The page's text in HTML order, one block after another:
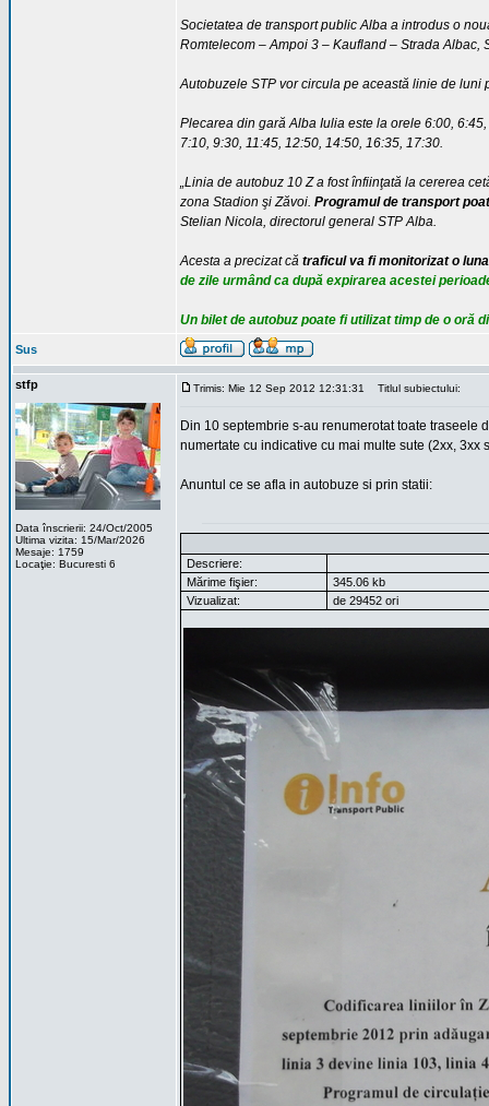
Societatea de transport public Alba a introdus o
Romtelecom – Ampoi 3 – Kaufland – Strada Albac,
Autobuzele STP vor circula pe această linie de luni
Plecarea din gară Alba Iulia este la orele 6:00,
7:10, 9:30, 11:45, 12:50, 14:50, 16:35, 17:30.
„Linia de autobuz 10 Z a fost înfiinţată la cererea
zona Stadion şi Zăvoi. Programul de transport
Stelian Nicola, directorul general STP Alba.
Acesta a precizat că traficul va fi monitorizat o
de zile urmând ca după expirarea acestei
Un bilet de autobuz poate fi utilizat timp de o oră
Sus
stfp
Data înscrierii: 24/Oct/2005
Ultima vizita: 15/Mar/2026
Mesaje: 1759
Locaţie: Bucuresti 6
Trimis: Mie 12 Sep 2012 12:31:31 Titlul subiectului:
Din 10 septembrie s-au renumerotat toate
numertate cu indicative cu mai multe sute (2xx,
Anuntul ce se afla in autobuze si prin statii:
Descriere:
Mărime fişier:
345.06 kb
Vizualizat:
de 29452 ori